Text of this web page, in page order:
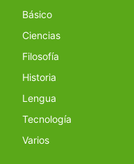
Básico
Ciencias
Filosofía
Historia
Lengua
Tecnología
Varios